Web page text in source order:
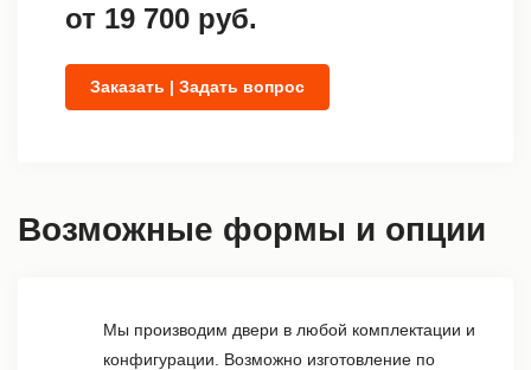
от 19 700 руб.
Заказать | Задать вопрос
Возможные формы и опции
Мы производим двери в любой комплектации и
конфигурации. Возможно изготовление по